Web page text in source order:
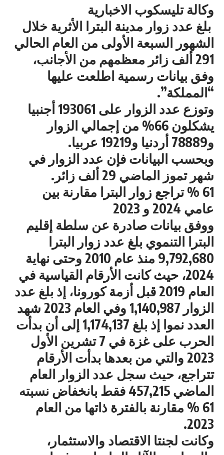
وكالة تليسكوب الاخبارية
بلغ عدد زوار مدينة البترا الأثرية خلال
الشهور السبعة الأولى من العام الحالي
291 ألف زائر معظمهم من الأجانب،
وفق بيانات رسمية اطلعت عليها
“المملكة”.
وتوزع عدد الزوار على 193061 أجنبيا
يشكلون 66% من إجمالي الزوار
و78889 أردنيا و19219 عربيا.
وبحسب البيانات فإن عدد الزوار في
شهر تموز الماضي 29 ألف زائر.
61 % تراجع زوار البترا مقارنة بين
عامي 2024 و 2023
ووفق بيانات صادرة عن سلطة إقليم
البترا التنموي بلغ عدد زوار البترا
9,792,680 منذ عام 2010 وحتى نهاية
2024، حيث كانت الأرقام القياسية في
العام 2019 قبل أزمة كورونا، إذ بلغ عدد
الزوار 1,140,987 وفي العام 2023 شهد
العدد نموا إذ بلغ 1,174,137 إلى أن بدأت
الحرب على غزة في 7 تشرين الأول
2023 والتي من بعدها بدأت الأرقام
تتراجع، حيث سجل عدد الزوار العام
الماضي 457,215 فقط بانخفاض نسبته
61 % مقارنة بالفترة ذاتها من العام
2023.
وكانت لجنتا الاقتصاد والاستثمار،